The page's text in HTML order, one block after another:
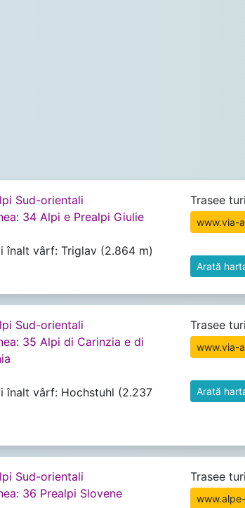
Sud-orientali
34 Alpi e Prealpi Giulie
înalt vârf: Triglav (2.864 m)
Trasee
www.via-
Arată
Sud-orientali
35 Alpi di Carinzia e di
înalt vârf: Hochstuhl (2.237
Trasee
www.via-
Arată
Sud-orientali
36 Prealpi Slovene
Trasee